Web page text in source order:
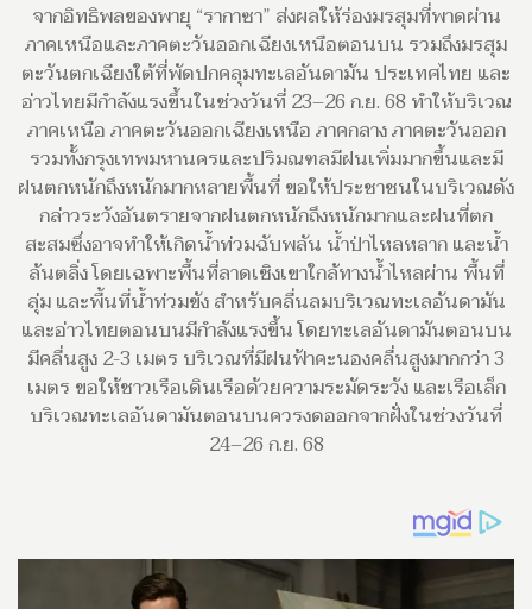
จากอิทธิพลของพายุ “รากาซา” ส่งผลให้ร่องมรสุมที่พาดผ่าน
ภาคเหนือและภาคตะวันออกเฉียงเหนือตอนบน รวมถึงมรสุม
ตะวันตกเฉียงใต้ที่พัดปกคลุมทะเลอันดามัน ประเทศไทย และ
อ่าวไทยมีกำลังแรงขึ้นในช่วงวันที่ 23–26 ก.ย. 68 ทำให้บริเวณ
ภาคเหนือ ภาคตะวันออกเฉียงเหนือ ภาคกลาง ภาคตะวันออก
รวมทั้งกรุงเทพมหานครและปริมณฑลมีฝนเพิ่มมากขึ้นและมี
ฝนตกหนักถึงหนักมากหลายพื้นที่ ขอให้ประชาชนในบริเวณดัง
กล่าวระวังอันตรายจากฝนตกหนักถึงหนักมากและฝนที่ตก
สะสมซึ่งอาจทำให้เกิดน้ำท่วมฉับพลัน น้ำป่าไหลหลาก และน้ำ
ล้นตลิ่ง โดยเฉพาะพื้นที่ลาดเชิงเขาใกล้ทางน้ำไหลผ่าน พื้นที่
ลุ่ม และพื้นที่น้ำท่วมขัง สำหรับคลื่นลมบริเวณทะเลอันดามัน
และอ่าวไทยตอนบนมีกำลังแรงขึ้น โดยทะเลอันดามันตอนบน
มีคลื่นสูง 2-3 เมตร บริเวณที่มีฝนฟ้าคะนองคลื่นสูงมากกว่า 3
เมตร ขอให้ชาวเรือเดินเรือด้วยความระมัดระวัง และเรือเล็ก
บริเวณทะเลอันดามันตอนบนควรงดออกจากฝั่งในช่วงวันที่
24–26 ก.ย. 68